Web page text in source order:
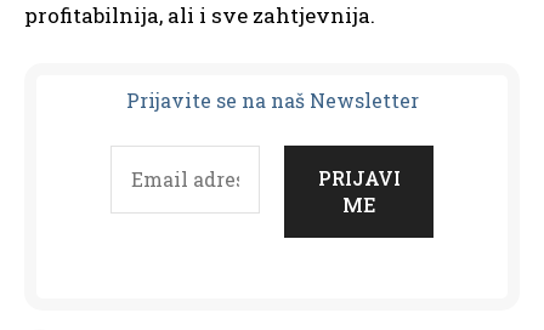
profitabilnija, ali i sve zahtjevnija.
Prijavite se na naš Newsletter